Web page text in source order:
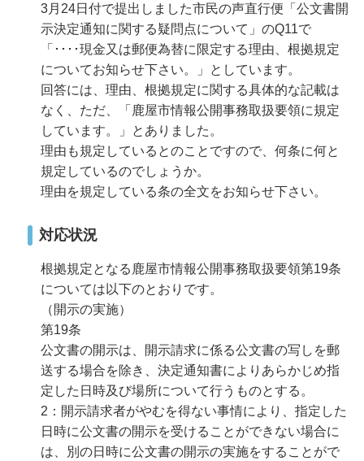
3月24日付で提出しました市民の声直行便「公文書開
示決定通知に関する疑問点について」のQ11で
「････現金又は郵便為替に限定する理由、根拠規定
についてお知らせ下さい。」としています。
回答には、理由、根拠規定に関する具体的な記載は
なく、ただ、「鹿屋市情報公開事務取扱要領に規定
しています。」とありました。
理由も規定しているとのことですので、何条に何と
規定しているのでしょうか。
理由を規定している条の全文をお知らせ下さい。
対応状況
根拠規定となる鹿屋市情報公開事務取扱要領第19条
については以下のとおりです。
（開示の実施）
第19条
公文書の開示は、開示請求に係る公文書の写しを郵
送する場合を除き、決定通知書によりあらかじめ指
定した日時及び場所について行うものとする。
2：開示請求者がやむを得ない事情により、指定した
日時に公文書の開示を受けることができない場合に
は、別の日時に公文書の開示の実施をすることがで